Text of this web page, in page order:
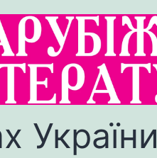
України